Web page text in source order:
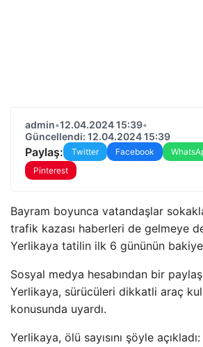
admin•12.04.2024 15:39•
Güncellendi: 12.04.2024 15:39
Paylaş: Twitter Facebook
Pinterest
Bayram boyunca vatandaşlar
trafik kazası haberleri de gelmeye
Yerlikaya tatilin ilk 6 gününün
Sosyal medya hesabından bir
Yerlikaya, sürücüleri dikkatli araç
konusunda uyardı.
Yerlikaya, ölü sayısını şöyle